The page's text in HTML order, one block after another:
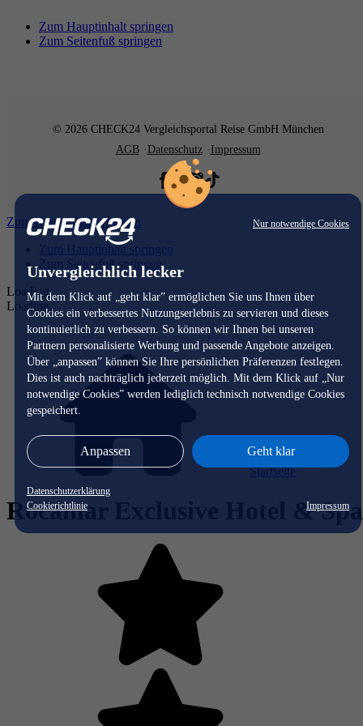
Nur notwendige Cookies
Unvergleichlich lecker
Mit dem Klick auf „geht klar” ermöglichen Sie uns Ihnen über
Cookies ein verbessertes Nutzungserlebnis zu servieren und dieses
kontinuierlich zu verbessern. So können wir Ihnen bei unseren
Partnern personalisierte Werbung und passende Angebote anzeigen.
Über „anpassen” können Sie Ihre persönlichen Präferenzen festlegen.
Dies ist auch nachträglich jederzeit möglich. Mit dem Klick auf „Nur
notwendige Cookies” werden lediglich technisch notwendige Cookies
gespeichert.
Anpassen Geht klar
Datenschutzerklärung
Cookierichtlinie
Impressum
Zum Hauptinhalt springen
Zum Seitenfuß springen
© 2026 CHECK24 Vergleichsportal Reise GmbH München
AGB
Datenschutz Impressum
Zum Hauptinhalt springen
Zum Hauptinhalt springen
Zum Seitenfuß springen
Loading...
Loading...
Startseite
Rocamar Exclusive Hotel & Spa